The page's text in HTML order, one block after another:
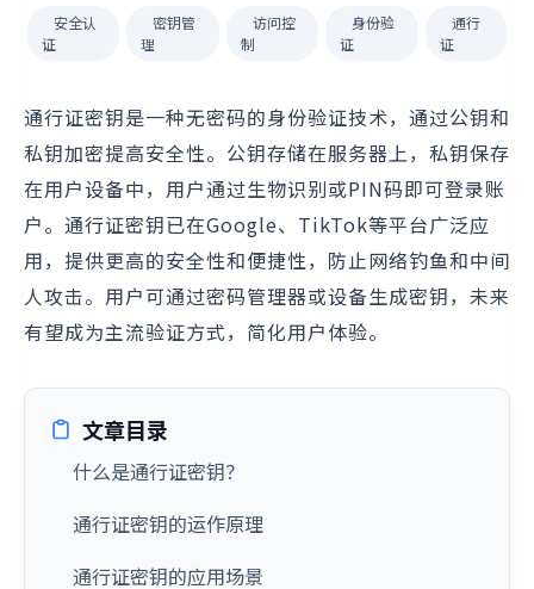
安全认
证
密钥管
理
访问控
制
身份验
证
通行
证
通行证密钥是一种无密码的身份验证技术，通过公钥和
私钥加密提高安全性。公钥存储在服务器上，私钥保存
在用户设备中，用户通过生物识别或PIN码即可登录账
户。通行证密钥已在Google、TikTok等平台广泛应
用，提供更高的安全性和便捷性，防止网络钓鱼和中间
人攻击。用户可通过密码管理器或设备生成密钥，未来
有望成为主流验证方式，简化用户体验。
文章目录
什么是通行证密钥？
通行证密钥的运作原理
通行证密钥的应用场景